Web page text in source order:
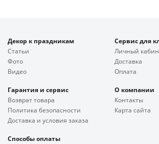
Декор к праздникам
Статьи
Фото
Видео
Сервис для
Личный
Доставка
Оплата
Гарантия и сервис
Возврат товара
Политика безопасности
Доставка и условия заказа
О компании
Контакты
Карта сайта
Способы оплаты